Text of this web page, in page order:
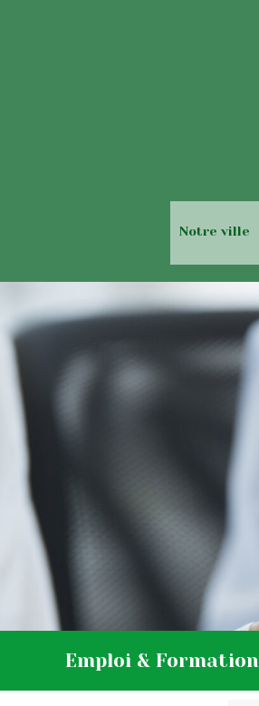
Notre ville
Emploi & Formation